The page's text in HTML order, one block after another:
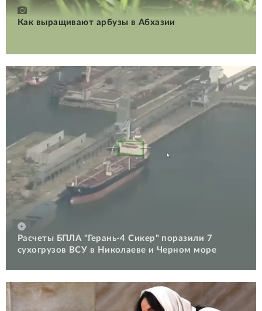
Как выращивают арбузы в Абхазии
Расчеты БПЛА "Герань-4 Сикер" поразили 7
сухогрузов ВСУ в Николаеве и Черном море